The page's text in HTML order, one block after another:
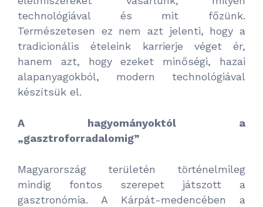
technológiával és mit főzünk.
Természetesen ez nem azt jelenti, hogy a
tradicionális ételeink karrierje véget ér,
hanem azt, hogy ezeket minőségi, hazai
alapanyagokból, modern technológiával
készítsük el.
A hagyományoktól a
„gasztroforradalomig”
Magyarország területén történelmileg
mindig fontos szerepet játszott a
gasztronómia. A Kárpát-medencében a